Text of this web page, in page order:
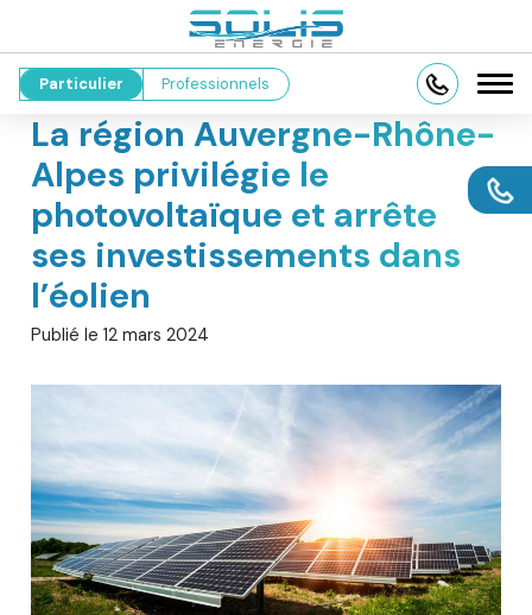
Particulier Professionnels
La région Auvergne-Rhône-
Alpes privilégie le
photovoltaïque et arrête
ses investissements dans
l’éolien
Publié le12 mars 2024